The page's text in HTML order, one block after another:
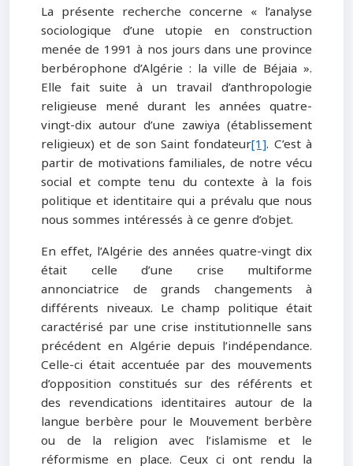
La présente recherche concerne « l’analyse
sociologique d’une utopie en construction
menée de 1991 à nos jours dans une province
berbérophone d’Algérie : la ville de Béjaia ».
Elle fait suite à un travail d’anthropologie
religieuse mené durant les années quatre-
vingt-dix autour d’une zawiya (établissement
religieux) et de son Saint fondateur[1]. C’est à
partir de motivations familiales, de notre vécu
social et compte tenu du contexte à la fois
politique et identitaire qui a prévalu que nous
nous sommes intéressés à ce genre d’objet.
En effet, l’Algérie des années quatre-vingt dix
était celle d’une crise multiforme
annonciatrice de grands changements à
différents niveaux. Le champ politique était
caractérisé par une crise institutionnelle sans
précédent en Algérie depuis l’indépendance.
Celle-ci était accentuée par des mouvements
d’opposition constitués sur des référents et
des revendications identitaires autour de la
langue berbère pour le Mouvement berbère
ou de la religion avec l’islamisme et le
réformisme en place. Ceux ci ont rendu la